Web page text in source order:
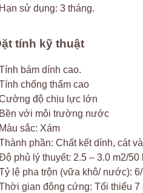
sử dụng: 3 tháng.
tính kỹ thuật
bám dính cao.
chống thấm cao
độ chịu lực lớn
với môi trường nước
sắc: Xám
phần: Chất kết dính, cát
phủ lý thuyết: 2.5 – 3.0 m2/
lệ pha trộn (vữa khô/ nước):
gian đông cứng: Tối thiểu 7